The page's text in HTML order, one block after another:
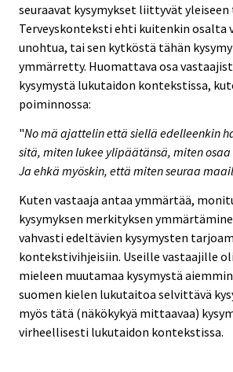
seuraavat kysymykset liittyvät yleiseen
Terveyskonteksti ehti kuitenkin osalta
unohtua, tai sen kytköstä tähän
ymmärretty. Huomattava osa
kysymystä lukutaidon kontekstissa,
poiminnossa:
"No mä ajattelin että siellä edelleenkin
sitä, miten lukee ylipäätänsä, miten osaa
Ja ehkä myöskin, että miten seuraa
Kuten vastaaja antaa ymmärtää,
kysymyksen merkityksen
vahvasti edeltävien kysymysten
kontekstivihjeisiin. Useille vastaajille
mieleen muutamaa kysymystä
suomen kielen lukutaitoa selvittävä
myös tätä (näkökykyä mittaavaa)
virheellisesti lukutaidon kontekstissa.